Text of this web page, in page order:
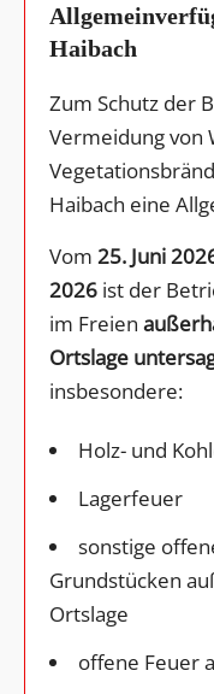
Haibach
Zum Schutz der
Vermeidung von
Haibach eine
Vom 25. Juni
2026 ist der
im Freien
Ortslage
insbesondere:
Holz- und
Lagerfeuer
sonstige
Grundstücken
Ortslage
offene Feuer